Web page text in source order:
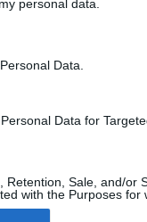
personal data.
Data.
Data for
Retention, Sale, and/or
with the Purposes for